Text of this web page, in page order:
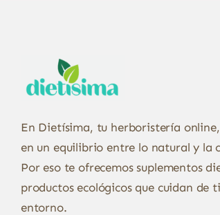
En Dietísima, tu herboristería
en un equilibrio entre lo natural y la
Por eso te ofrecemos suplementos
productos ecológicos que cuidan de
entorno.